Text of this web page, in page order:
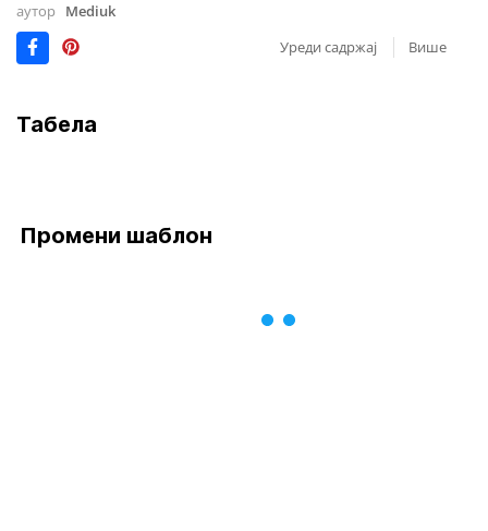
аутор
Mediuk
Уреди садржај
Више
Табела
Промени шаблон